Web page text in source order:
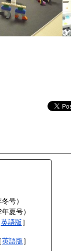
号）
夏号）
英語版］
英語版］